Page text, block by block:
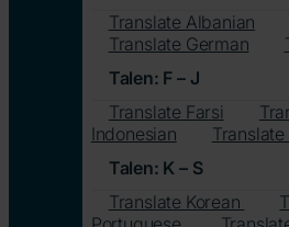
Translate Albanian
Translate German
Talen: F – J
Translate Farsi
Indonesian
Talen: K – S
Translate Korean